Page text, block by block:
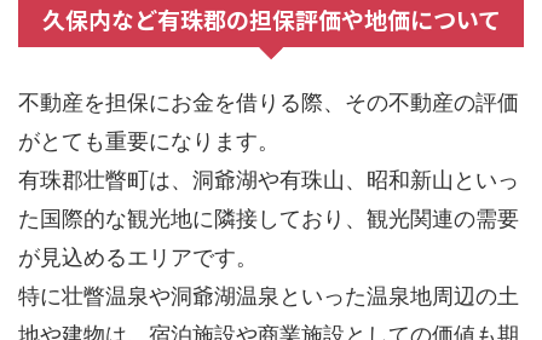
久保内など有珠郡の担保評価や地価について
不動産を担保にお金を借りる際、その不動産の評価
がとても重要になります。
有珠郡壮瞥町は、洞爺湖や有珠山、昭和新山といっ
た国際的な観光地に隣接しており、観光関連の需要
が見込めるエリアです。
特に壮瞥温泉や洞爺湖温泉といった温泉地周辺の土
地や建物は、宿泊施設や商業施設としての価値も期